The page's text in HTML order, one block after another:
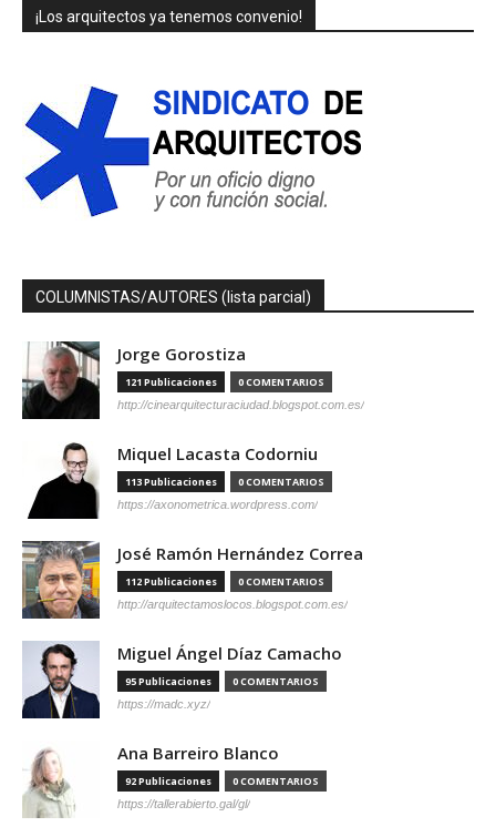
¡Los arquitectos ya tenemos convenio!
COLUMNISTAS/AUTORES (lista parcial)
Jorge Gorostiza
121 Publicaciones 0 COMENTARIOS
http://cinearquitecturaciudad.blogspot.com.es/
Miquel Lacasta Codorniu
113 Publicaciones 0 COMENTARIOS
https://axonometrica.wordpress.com/
José Ramón Hernández Correa
112 Publicaciones 0 COMENTARIOS
http://arquitectamoslocos.blogspot.com.es/
Miguel Ángel Díaz Camacho
95 Publicaciones 0 COMENTARIOS
https://madc.xyz/
Ana Barreiro Blanco
92 Publicaciones 0 COMENTARIOS
https://tallerabierto.gal/gl/